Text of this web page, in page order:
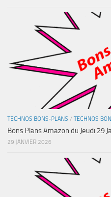
TECHNOS BONS-PLANS / TECHNOS
Bons Plans Amazon du Jeudi 29
29 JANVIER 2026